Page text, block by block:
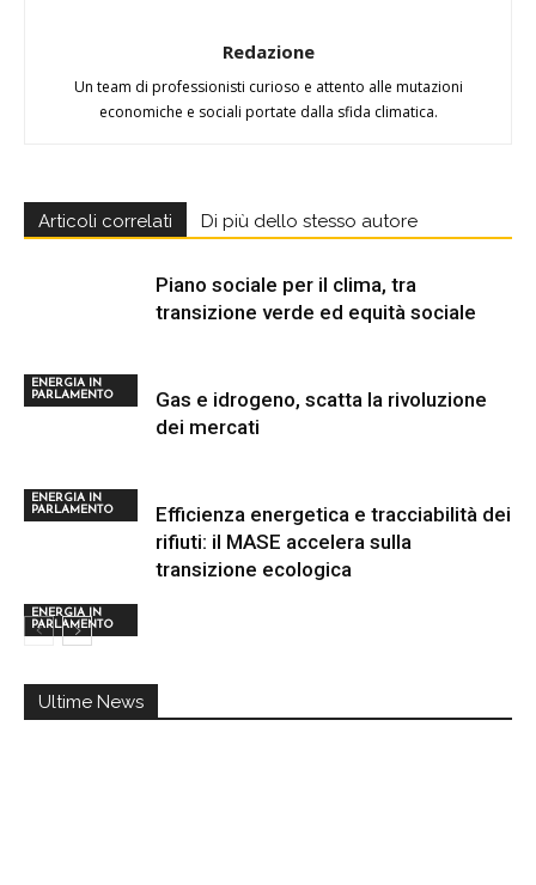
Redazione
Un team di professionisti curioso e attento alle mutazioni
economiche e sociali portate dalla sfida climatica.
Articoli correlati Di più dello stesso autore
ENERGIA IN
PARLAMENTO
Piano sociale per il clima, tra
transizione verde ed equità sociale
ENERGIA IN
PARLAMENTO
Gas e idrogeno, scatta la rivoluzione
dei mercati
ENERGIA IN
PARLAMENTO
Efficienza energetica e tracciabilità dei
rifiuti: il MASE accelera sulla
transizione ecologica
Ultime News